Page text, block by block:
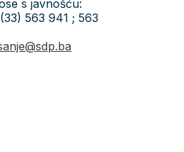
s javnošću:
563 941 ; 563